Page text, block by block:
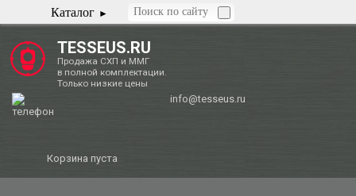
Каталог
TESSEUS.RU
Продажа СХП и ММГ
в полной комплектации.
Только низкие цены
info@tesseus.ru
Корзина пуста